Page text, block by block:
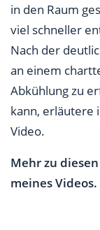
in den Raum
viel schneller
Nach der
an einem
Abkühlung zu
kann, erläutere
Video.
Mehr zu
meines Videos.